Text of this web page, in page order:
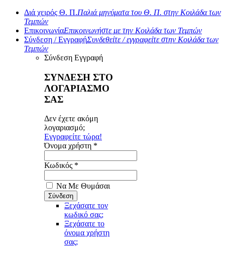
Διά χειρός Θ. Π.Παλιά μηνύματα του Θ. Π. στην Κοιλάδα των
Τεμπών
ΕπικοινωνίαΕπικοινωνήστε με την Κοιλάδα των Τεμπών
Σύνδεση / ΕγγραφήΣυνδεθείτε / εγγραφείτε στην Κοιλάδα των
Τεμπών
Σύνδεση Εγγραφή
ΣΥΝΔΕΣΗ ΣΤΟ
ΛΟΓΑΡΙΑΣΜΟ
ΣΑΣ
Δεν έχετε ακόμη
λογαριασμό;
Εγγραφείτε τώρα!
Όνομα χρήστη *
Κωδικός *
Να Με Θυμάσαι
Ξεχάσατε τον
κωδικό σας;
Ξεχάσατε το
όνομα χρήστη
σας;